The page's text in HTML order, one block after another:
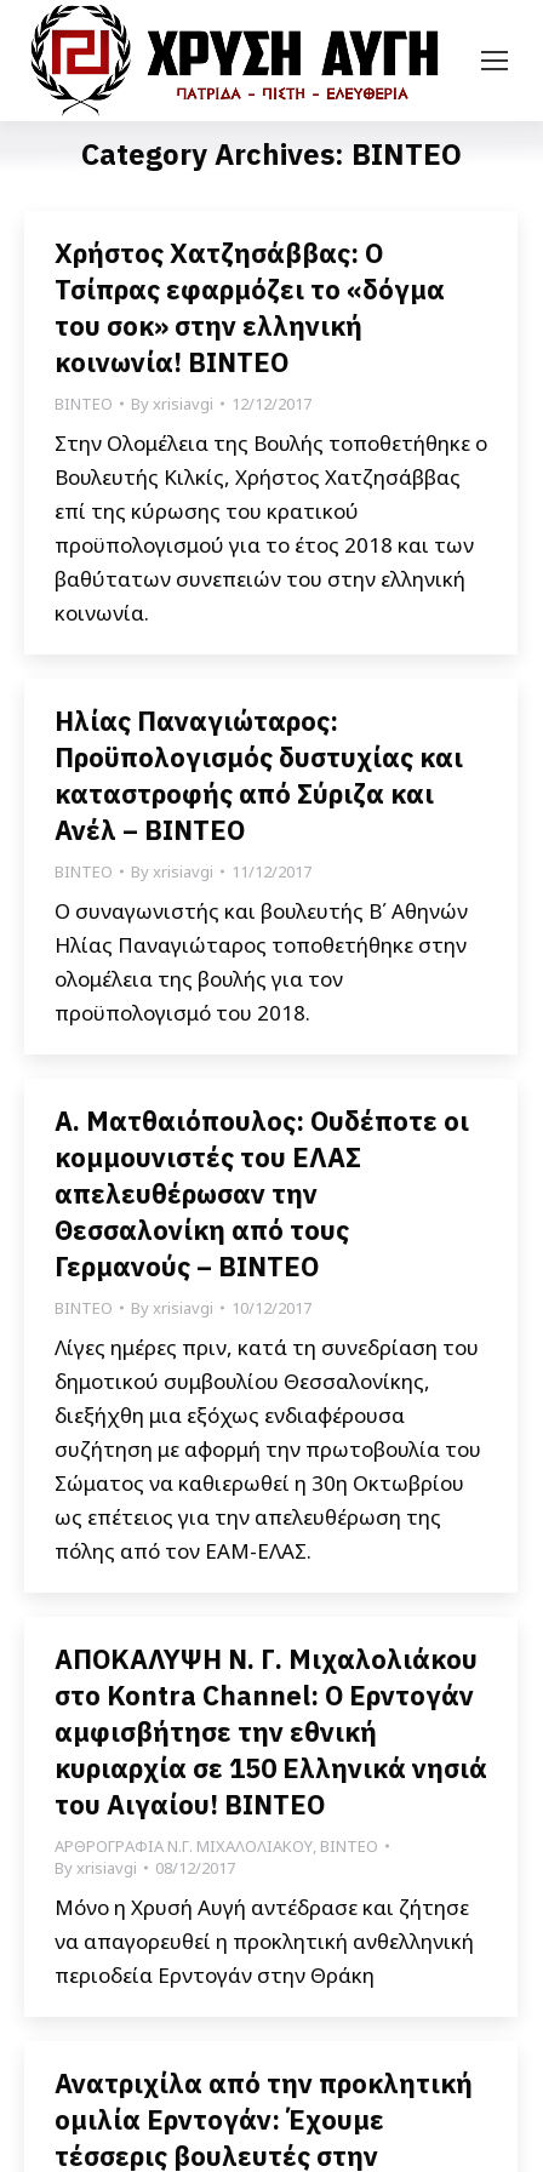
Category Archives: ΒΙΝΤΕΟ
Χρήστος Χατζησάββας: Ο
Τσίπρας εφαρμόζει το «δόγμα
του σοκ» στην ελληνική
κοινωνία! ΒΙΝΤΕΟ
ΒΙΝΤΕΟ Byxrisiavgi 12/12/2017
Στην Ολομέλεια της Βουλής τοποθετήθηκε ο
Βουλευτής Κιλκίς, Χρήστος Χατζησάββας
επί της κύρωσης του κρατικού
προϋπολογισμού για το έτος 2018 και των
βαθύτατων συνεπειών του στην ελληνική
κοινωνία.
Ηλίας Παναγιώταρος:
Προϋπολογισμός δυστυχίας και
καταστροφής από Σύριζα και
Ανέλ – ΒΙΝΤΕΟ
ΒΙΝΤΕΟ Byxrisiavgi 11/12/2017
Ο συναγωνιστής και βουλευτής Β΄ Αθηνών
Ηλίας Παναγιώταρος τοποθετήθηκε στην
ολομέλεια της βουλής για τον
προϋπολογισμό του 2018.
Α. Ματθαιόπουλος: Ουδέποτε οι
κομμουνιστές του ΕΛΑΣ
απελευθέρωσαν την
Θεσσαλονίκη από τους
Γερμανούς – ΒΙΝΤΕΟ
ΒΙΝΤΕΟ Byxrisiavgi 10/12/2017
Λίγες ημέρες πριν, κατά τη συνεδρίαση του
δημοτικού συμβουλίου Θεσσαλονίκης,
διεξήχθη μια εξόχως ενδιαφέρουσα
συζήτηση με αφορμή την πρωτοβουλία του
Σώματος να καθιερωθεί η 30η Οκτωβρίου
ως επέτειος για την απελευθέρωση της
πόλης από τον ΕΑΜ-ΕΛΑΣ.
ΑΠΟΚΑΛΥΨΗ Ν. Γ. Μιχαλολιάκου
στο Kontra Channel: Ο Ερντογάν
αμφισβήτησε την εθνική
κυριαρχία σε 150 Ελληνικά νησιά
του Αιγαίου! ΒΙΝΤΕΟ
ΑΡΘΡΟΓΡΑΦΙΑ Ν.Γ. ΜΙΧΑΛΟΛΙΑΚΟΥ, ΒΙΝΤΕΟ
Byxrisiavgi 08/12/2017
Μόνο η Χρυσή Αυγή αντέδρασε και ζήτησε
να απαγορευθεί η προκλητική ανθελληνική
περιοδεία Ερντογάν στην Θράκη
Ανατριχίλα από την προκλητική
ομιλία Ερντογάν: Έχουμε
τέσσερις βουλευτές στην